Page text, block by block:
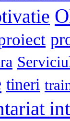
tineri